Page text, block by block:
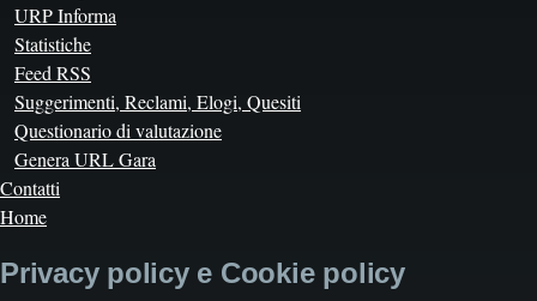
URP Informa
Statistiche
Feed RSS
Suggerimenti, Reclami, Elogi, Quesiti
Questionario di valutazione
Genera URL Gara
Contatti
Home
Privacy policy e Cookie policy